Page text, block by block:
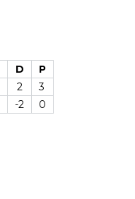
D
P
2
3
-2 0